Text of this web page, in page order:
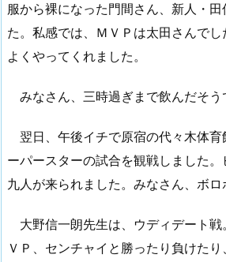
服から裸になった門間さん、新人・
た。私感では、ＭＶＰは太田さんで
よくやってくれました。
みなさん、三時過ぎまで飲んだそう
翌日、午後イチで原宿の代々木体育
ーパースターの試合を観戦しました
九人が来られました。みなさん、ボロ
大野信一朗先生は、ウディデート戦
ＶＰ、センチャイと勝ったり負けた